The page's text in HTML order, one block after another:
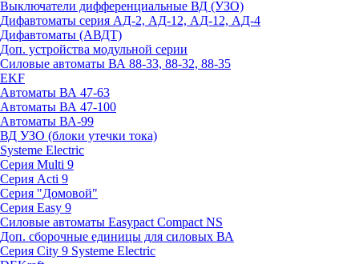
Выключатели дифференциальные ВД (УЗО)
Дифавтоматы серия АД-2, АД-12, АД-12, АД-4
Дифавтоматы (АВДТ)
Доп. устройства модульной серии
Силовые автоматы ВА 88-33, 88-32, 88-35
EKF
Автоматы ВА 47-63
Автоматы ВА 47-100
Автоматы ВА-99
ВД УЗО (блоки утечки тока)
Systeme Electric
Серия Multi 9
Серия Acti 9
Серия "Домовой"
Серия Easy 9
Силовые автоматы Easypact Compact NS
Доп. сборочные единицы для силовых ВА
Серия City 9 Systeme Electric